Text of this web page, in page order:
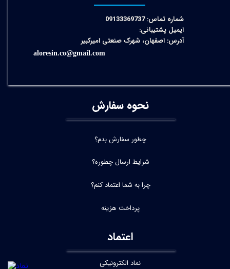
شماره تماس: 09133369737
ایمیل پشتیبانی:
آدرس: اصفهان، شهرک صنعتی امیرکبیر
aloresin.co@gmail.com
نحوه سفارش
چطور سفارش بدم؟
شرایط ارسال چطوره؟
چرا به شما اعتماد کنم؟
پرداخت هزینه
اعتماد
نماد الکترونیکی